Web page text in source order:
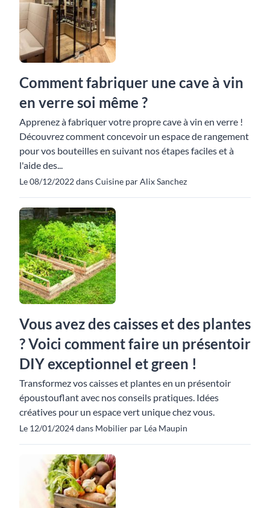
Comment fabriquer une cave à vin
en verre soi même ?
Apprenez à fabriquer votre propre cave à vin en verre !
Découvrez comment concevoir un espace de rangement
pour vos bouteilles en suivant nos étapes faciles et à
l'aide des...
Le 08/12/2022 dans Cuisine par Alix Sanchez
Vous avez des caisses et des plantes
? Voici comment faire un présentoir
DIY exceptionnel et green !
Transformez vos caisses et plantes en un présentoir
époustouflant avec nos conseils pratiques. Idées
créatives pour un espace vert unique chez vous.
Le 12/01/2024 dans Mobilier par Léa Maupin